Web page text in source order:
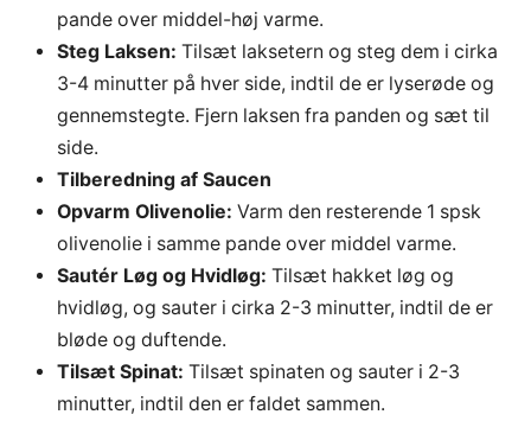
pande over middel-høj varme.
Steg Laksen: Tilsæt laksetern og steg dem i cirka
3-4 minutter på hver side, indtil de er lyserøde og
gennemstegte. Fjern laksen fra panden og sæt til
side.
Tilberedning af Saucen
Opvarm Olivenolie: Varm den resterende 1 spsk
olivenolie i samme pande over middel varme.
Sautér Løg og Hvidløg: Tilsæt hakket løg og
hvidløg, og sauter i cirka 2-3 minutter, indtil de er
bløde og duftende.
Tilsæt Spinat: Tilsæt spinaten og sauter i 2-3
minutter, indtil den er faldet sammen.